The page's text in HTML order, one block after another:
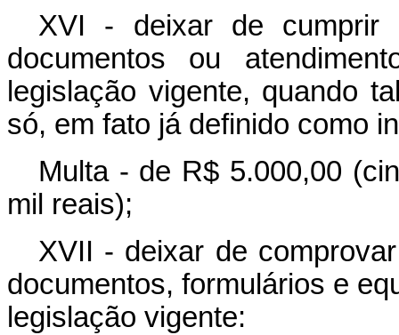
XVI - deixar de cumprir
documentos ou
legislação vigente, quando
só, em fato já definido como
Multa - de R$ 5.000,00
mil reais);
XVII - deixar de
documentos, formulários e
legislação vigente: